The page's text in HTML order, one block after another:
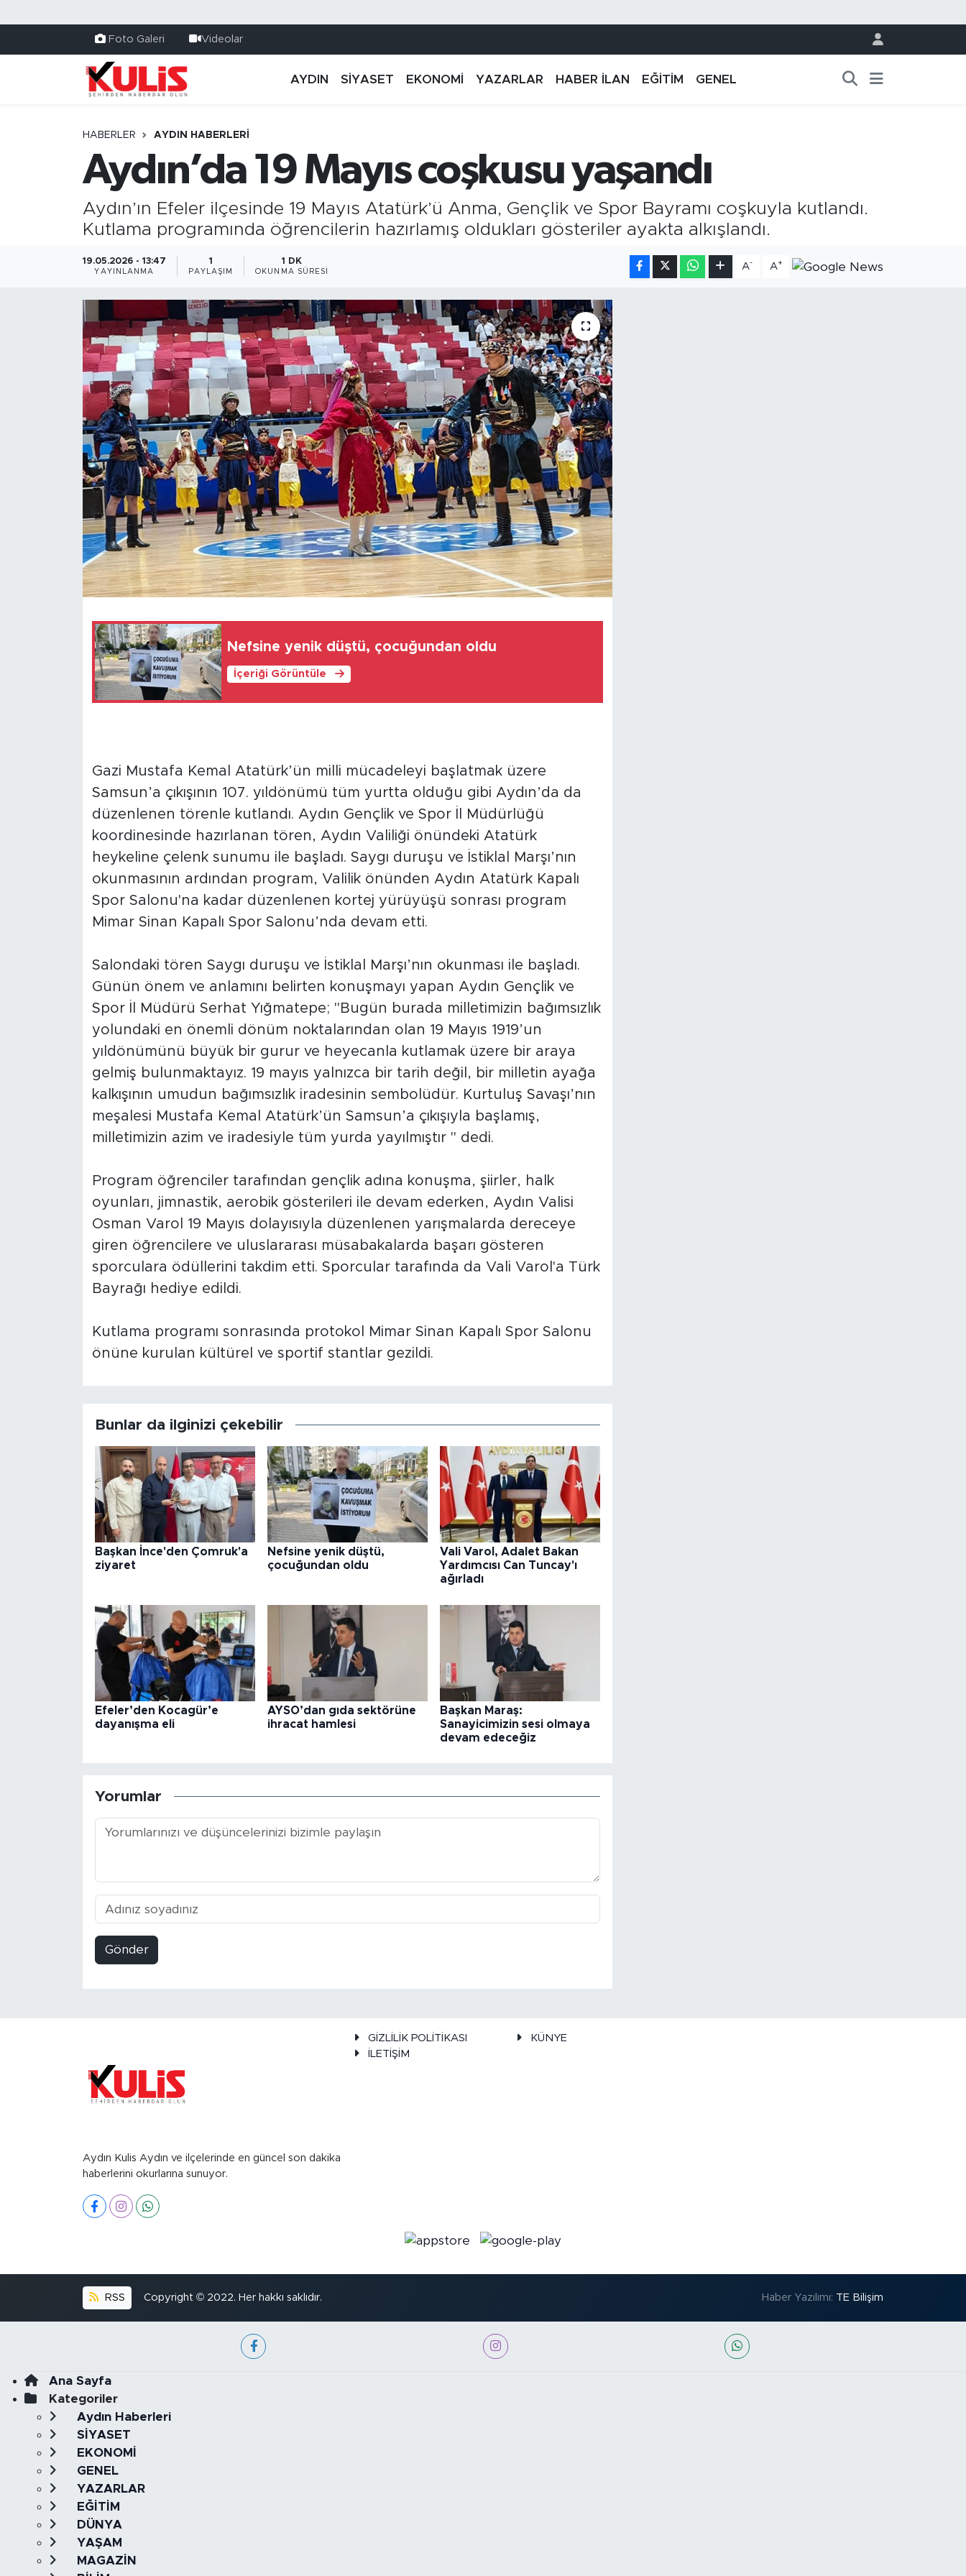
Foto Galeri Videolar
AYDIN SİYASET EKONOMİ YAZARLAR HABER İLAN EĞİTİM GENEL
HABERLER AYDIN HABERLERI
Aydın’da 19 Mayıs coşkusu yaşandı
Aydın’ın Efeler ilçesinde 19 Mayıs Atatürk’ü Anma, Gençlik ve Spor Bayramı coşkuyla kutlandı.
Kutlama programında öğrencilerin hazırlamış oldukları gösteriler ayakta alkışlandı.
19.05.2026 - 13:47
YAYINLANMA
1
PAYLAŞIM
1 DK
OKUNMA SÜRESI
A- A+
Nefsine yenik düştü, çocuğundan oldu
İçeriği Görüntüle
Gazi Mustafa Kemal Atatürk’ün milli mücadeleyi başlatmak üzere
Samsun’a çıkışının 107. yıldönümü tüm yurtta olduğu gibi Aydın’da da
düzenlenen törenle kutlandı. Aydın Gençlik ve Spor İl Müdürlüğü
koordinesinde hazırlanan tören, Aydın Valiliği önündeki Atatürk
heykeline çelenk sunumu ile başladı. Saygı duruşu ve İstiklal Marşı’nın
okunmasının ardından program, Valilik önünden Aydın Atatürk Kapalı
Spor Salonu'na kadar düzenlenen kortej yürüyüşü sonrası program
Mimar Sinan Kapalı Spor Salonu’nda devam etti.
Salondaki tören Saygı duruşu ve İstiklal Marşı’nın okunması ile başladı.
Günün önem ve anlamını belirten konuşmayı yapan Aydın Gençlik ve
Spor İl Müdürü Serhat Yığmatepe; "Bugün burada milletimizin bağımsızlık
yolundaki en önemli dönüm noktalarından olan 19 Mayıs 1919’un
yıldönümünü büyük bir gurur ve heyecanla kutlamak üzere bir araya
gelmiş bulunmaktayız. 19 mayıs yalnızca bir tarih değil, bir milletin ayağa
kalkışının umudun bağımsızlık iradesinin sembolüdür. Kurtuluş Savaşı’nın
meşalesi Mustafa Kemal Atatürk’ün Samsun’a çıkışıyla başlamış,
milletimizin azim ve iradesiyle tüm yurda yayılmıştır " dedi.
Program öğrenciler tarafından gençlik adına konuşma, şiirler, halk
oyunları, jimnastik, aerobik gösterileri ile devam ederken, Aydın Valisi
Osman Varol 19 Mayıs dolayısıyla düzenlenen yarışmalarda dereceye
giren öğrencilere ve uluslararası müsabakalarda başarı gösteren
sporculara ödüllerini takdim etti. Sporcular tarafında da Vali Varol'a Türk
Bayrağı hediye edildi.
Kutlama programı sonrasında protokol Mimar Sinan Kapalı Spor Salonu
önüne kurulan kültürel ve sportif stantlar gezildi.
Bunlar da ilginizi çekebilir
Başkan İnce'den Çomruk'a
ziyaret
Nefsine yenik düştü,
çocuğundan oldu
Vali Varol, Adalet Bakan
Yardımcısı Can Tuncay'ı
ağırladı
Efeler’den Kocagür’e
dayanışma eli
AYSO’dan gıda sektörüne
ihracat hamlesi
Başkan Maraş:
Sanayicimizin sesi olmaya
devam edeceğiz
Yorumlar
Gönder
Aydın Kulis Aydın ve ilçelerinde en güncel son dakika
haberlerini okurlarına sunuyor.
GİZLİLİK POLİTİKASI
KÜNYE
İLETİŞİM
RSS Copyright © 2022. Her hakkı saklıdır. Haber Yazılımı: TE Bilişim
Ana Sayfa
Kategoriler
Aydın Haberleri
SİYASET
EKONOMİ
GENEL
YAZARLAR
EĞİTİM
DÜNYA
YAŞAM
MAGAZİN